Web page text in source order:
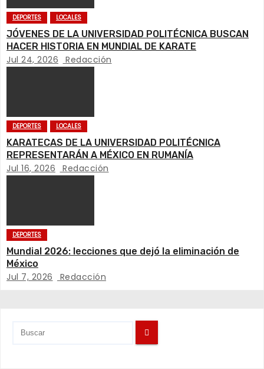
a
c
n
d
e
t
r
a
DEPORTES LOCALES
JÓVENES DE LA UNIVERSIDAD POLITÉCNICA BUSCAN
HACER HISTORIA EN MUNDIAL DE KARATE
Jul 24, 2026 Redacción
DEPORTES LOCALES
KARATECAS DE LA UNIVERSIDAD POLITÉCNICA
REPRESENTARÁN A MÉXICO EN RUMANÍA
Jul 16, 2026 Redacción
DEPORTES
Mundial 2026: lecciones que dejó la eliminación de
México
Jul 7, 2026 Redacción